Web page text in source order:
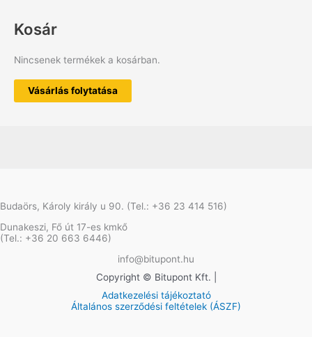
Kosár
Nincsenek termékek a kosárban.
Vásárlás folytatása
Budaörs, Károly király u 90. (Tel.: +36 23 414 516)
Dunakeszi, Fő út 17-es kmkő
(Tel.: +36 20 663 6446)
info@bitupont.hu
Copyright © Bitupont Kft. |
Adatkezelési tájékoztató
Általános szerződési feltételek (ÁSZF)